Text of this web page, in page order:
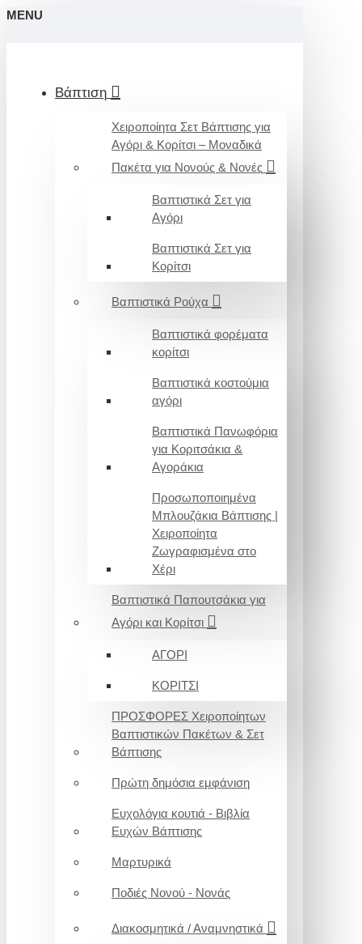
MENU
Βάπτιση
Χειροποίητα Σετ Βάπτισης για
Αγόρι & Κορίτσι – Μοναδικά
Πακέτα για Νονούς & Νονές
Βαπτιστικά Σετ για
Αγόρι
Βαπτιστικά Σετ για
Κορίτσι
Βαπτιστικά Ρούχα
Βαπτιστικά φορέματα
κορίτσι
Βαπτιστικά κοστούμια
αγόρι
Βαπτιστικά Πανωφόρια
για Κοριτσάκια &
Αγοράκια
Προσωποποιημένα
Μπλουζάκια Βάπτισης |
Χειροποίητα
Ζωγραφισμένα στο
Χέρι
Βαπτιστικά Παπουτσάκια για
Αγόρι και Κορίτσι
ΑΓΟΡΙ
ΚΟΡΙΤΣΙ
ΠΡΟΣΦΟΡΕΣ Χειροποίητων
Βαπτιστικών Πακέτων & Σετ
Βάπτισης
Πρώτη δημόσια εμφάνιση
Ευχολόγια κουτιά - Βιβλία
Ευχών Βάπτισης
Μαρτυρικά
Ποδιές Νονού - Νονάς
Διακοσμητικά / Αναμνηστικά